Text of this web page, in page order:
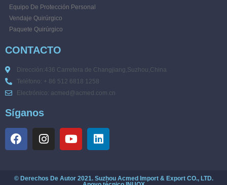
Equipo De Protección Personal
Vendaje Quirúrgico
Paquete Quirúrgico
CONTACTO
Dirección:436 Carretera de Changjiang,Suzhou,China
Teléfono: + 86 512 6818 1258
Electrónico: acmed@acmed.com.cn
Síganos
© Derechos De Autor 2021. Suzhou Acmed Import & Export CO., LTD.